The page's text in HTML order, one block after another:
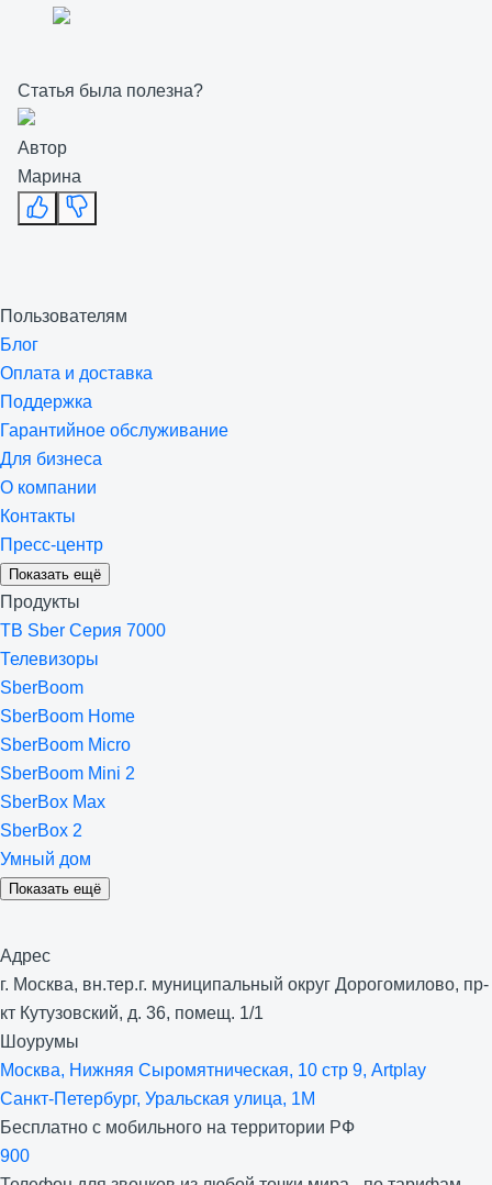
Статья была полезна?
Автор
Марина
Пользователям
Блог
Оплата и доставка
Поддержка
Гарантийное обслуживание
Для бизнеса
О компании
Контакты
Пресс-центр
Показать ещё
Продукты
ТВ Sber Серия 7000
Телевизоры
SberBoom
SberBoom Home
SberBoom Micro
SberBoom Mini 2
SberBox Max
SberBox 2
Умный дом
Показать ещё
Адрес
г. Москва, вн.тер.г. муниципальный округ Дорогомилово, пр-
кт Кутузовский, д. 36, помещ. 1/1
Шоурумы
Москва, Нижняя Сыро­мятническая, 10 стр 9, Artplay
Санкт-Петербург, Уральская улица, 1М
Бесплатно с мобильного на территории РФ
900